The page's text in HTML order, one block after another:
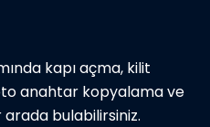
kapı açma, kilit
anahtar kopyalama ve
bulabilirsiniz.